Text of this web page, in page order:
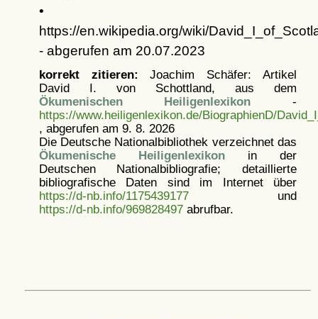
•
https://en.wikipedia.org/wiki/
- abgerufen am 20.07.2023
korrekt zitieren: Joachim Schäfer: Artikel
David I. von Schottland, aus dem
Ökumenischen Heiligenlexikon -
https://www.heiligenlexikon.de/BiographienD/
, abgerufen am 9. 8. 2026
Die Deutsche Nationalbibliothek verzeichnet das
Ökumenische Heiligenlexikonin der
Deutschen Nationalbibliografie; detaillierte
bibliografische Daten sind im Internet über
https://d-nb.info/1175439177und
https://d-nb.info/969828497abrufbar.